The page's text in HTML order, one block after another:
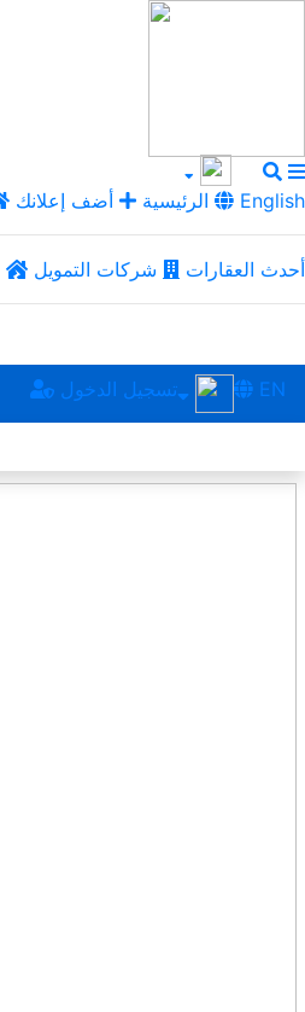
الرئيسية أضف إعلانك English
أحدث العقارات شركات التمويل
تسجيل الدخول EN